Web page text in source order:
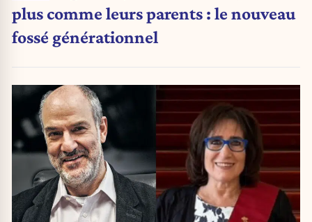
plus comme leurs parents : le nouveau
fossé générationnel